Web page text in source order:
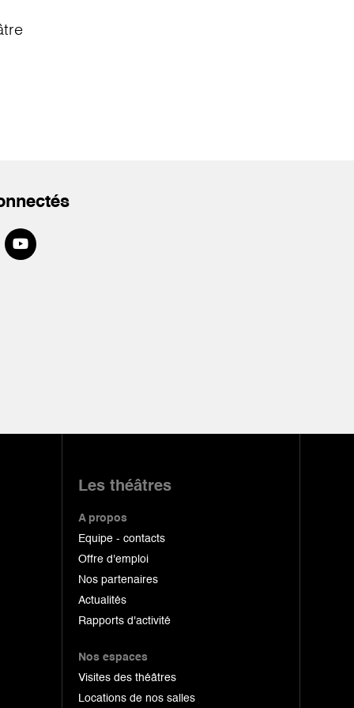
Les théâtres
A propos
Equipe - contacts
Offre d'emploi
Nos partenaires
Actualités
Rapports d'activité
Nos espaces
Visites des théâtres
Locations de nos salles